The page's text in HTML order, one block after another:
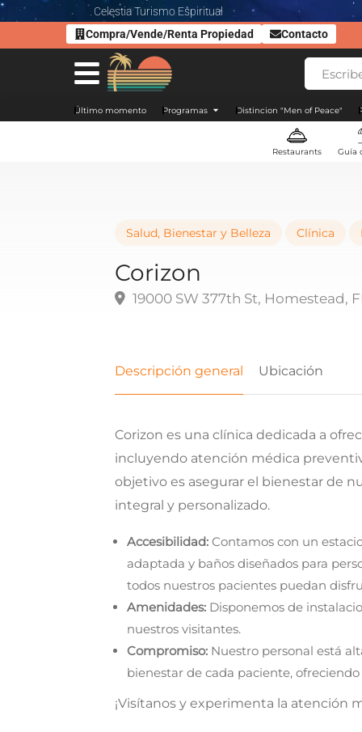
Celestia Turismo Espiritual
Compra/Vende/Renta Propiedad
Contacto
Último momento Programas Distincion "Men of Peace"
Restaurants Guía
Salud, Bienestar y Belleza Clínica
Corizon
19000 SW 377th St, Homestead,
Descripción general Ubicación
Corizon es una clínica dedicada a
incluyendo atención médica
objetivo es asegurar el bienestar de
integral y personalizado.
Accesibilidad: Contamos con un
adaptada y baños diseñados para
todos nuestros pacientes puedan
Amenidades: Disponemos de
nuestros visitantes.
Compromiso: Nuestro personal está
bienestar de cada paciente,
¡Visítanos y experimenta la atención